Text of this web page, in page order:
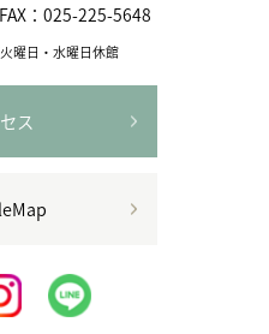
FAX： 025-225-5648
曜日・水曜日休館
ス